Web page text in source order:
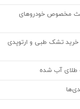
مخصوص خودروهای
تشک طبی و ارتوپدی
طلای آب شده